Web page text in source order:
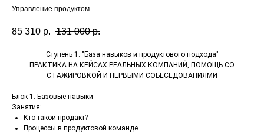
Управление продуктом
85 310 р. 131 000 р.
Ступень 1: "База навыков и продуктового подхода"
ПРАКТИКА НА КЕЙСАХ РЕАЛЬНЫХ КОМПАНИЙ, ПОМОЩЬ СО
СТАЖИРОВКОЙ И ПЕРВЫМИ СОБЕСЕДОВАНИЯМИ
Блок 1: Базовые навыки
Занятия:
Кто такой продакт?
Процессы в продуктовой команде